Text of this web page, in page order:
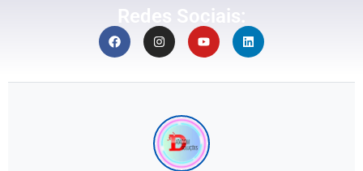
Redes Sociais: